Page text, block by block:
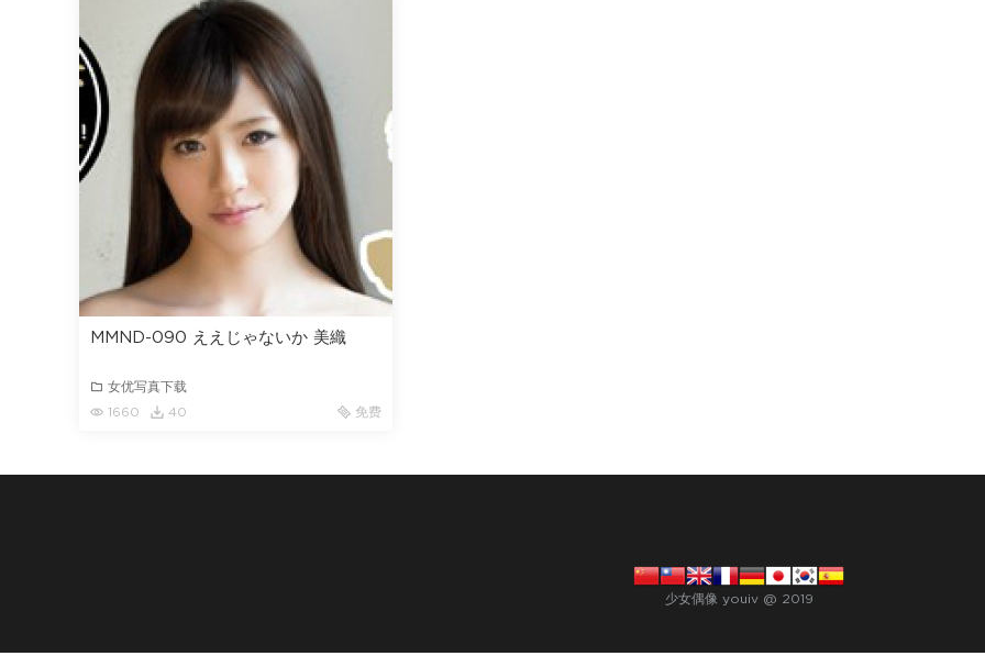
MMND-090 ええじゃないか 美織
女优写真下载
1660
40 免费
少女偶像 youiv @ 2019